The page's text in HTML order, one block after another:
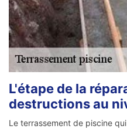
L'étape de la
destructions au
Le terrassement de piscine